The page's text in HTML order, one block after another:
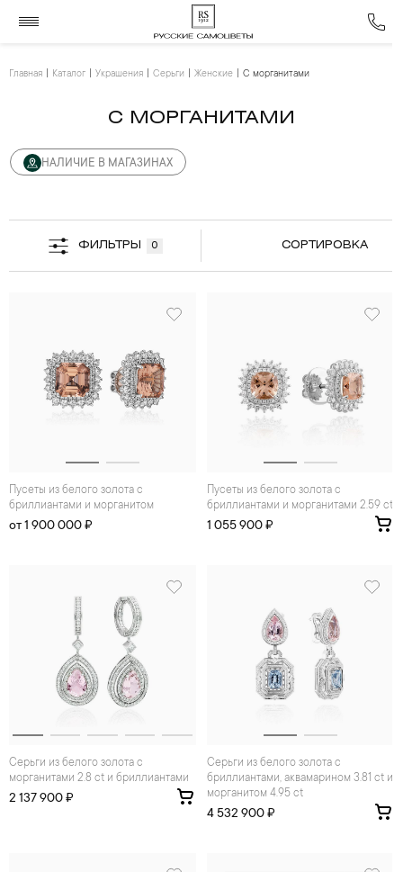
Главная Каталог Украшения Серьги Женские С морганитами
С МОРГАНИТАМИ
НАЛИЧИЕ В МАГАЗИНАХ
ФИЛЬТРЫ 0 СОРТИРОВКА
Пусеты из белого золота с
бриллиантами и морганитом
от 1 900 000 ₽
Пусеты из белого золота с
бриллиантами и морганитами 2.59 ct
1 055 900 ₽
Серьги из белого золота с
морганитами 2.8 ct и бриллиантами
2 137 900 ₽
Серьги из белого золота с
бриллиантами, аквамарином 3.81 ct и
морганитом 4.95 ct
4 532 900 ₽